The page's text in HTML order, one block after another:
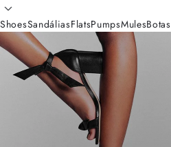
ShoesSandáliasFlatsPumpsMulesBotas